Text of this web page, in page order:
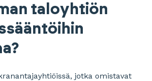
taloyhtiön
jotka omistavat